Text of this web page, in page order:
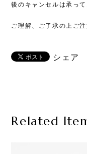
後のキャンセルは承って
ご理解、ご了承の上ご
シェア
Related